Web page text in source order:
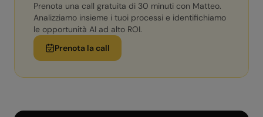
Prenota una call gratuita di 30 minuti con Matteo.
Analizziamo insieme i tuoi processi e identifichiamo
le opportunità AI ad alto ROI.
Prenota la call